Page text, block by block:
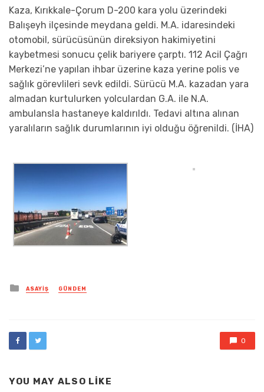
Kaza, Kırıkkale-Çorum D-200 kara yolu üzerindeki
Balışeyh ilçesinde meydana geldi. M.A. idaresindeki
otomobil, sürücüsünün direksiyon hakimiyetini
kaybetmesi sonucu çelik bariyere çarptı. 112 Acil Çağrı
Merkezi’ne yapılan ihbar üzerine kaza yerine polis ve
sağlık görevlileri sevk edildi. Sürücü M.A. kazadan yara
almadan kurtulurken yolculardan G.A. ile N.A.
ambulansla hastaneye kaldırıldı. Tedavi altına alınan
yaralıların sağlık durumlarının iyi olduğu öğrenildi. (İHA)
Posted
in
ASAYIŞ GÜNDEM
0
YOU MAY ALSO LIKE